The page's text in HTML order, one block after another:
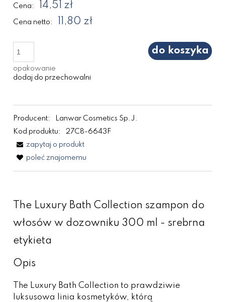
Cena: 14,51 zł
Cena netto: 11,80 zł
opakowanie
do koszyka
dodaj do przechowalni
Producent:
Lanwar Cosmetics Sp.J.
Kod produktu:
27C8-6643F
zapytaj o produkt
poleć znajomemu
The Luxury Bath Collection szampon do
włosów w dozowniku 300 ml - srebrna
etykieta
Opis
The Luxury Bath Collection to prawdziwie
luksusowa linia kosmetyków, którą